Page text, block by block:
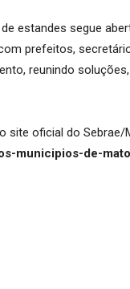
estandes segue
prefeitos,
reunindo
site oficial do Sebrae/
municipios-de-